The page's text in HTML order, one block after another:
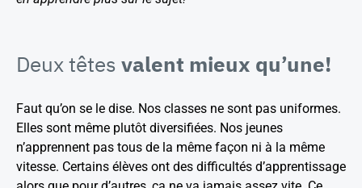
Deux têtes valent mieux qu’une!
Faut qu’on se le dise. Nos classes ne sont pas uniformes.
Elles sont même plutôt diversifiées. Nos jeunes
n’apprennent pas tous de la même façon ni à la même
vitesse. Certains élèves ont des difficultés d’apprentissage